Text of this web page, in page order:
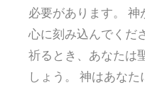
必要があります。
心に刻み込んでくだ
祈るとき、あなたは
しょう。 神はあな